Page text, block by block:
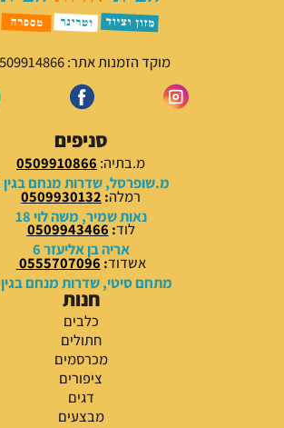
מוקד הזמנות אתר: 0509914866
סניפים
מ.בתיה: 0509910866
מ.שופרסל, שדרות מנחם בגין 2
רמלה:
0509930132
נאות שמיר, משה לוי 18
לוד:
0509943466
אריה בן אליעזר 6
אשדוד:
0555707096
מתחם סיטי, שדרות מנחם בגין 7
חנות
כלבים
חתולים
מכרסמים
ציפורים
דגים
מבצעים